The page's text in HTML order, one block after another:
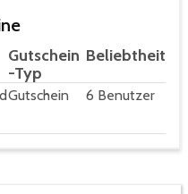
Gutschein
-Typ
Beliebtheit
Gutschein 6 Benutzer